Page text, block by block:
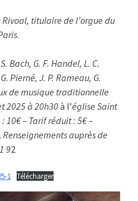
titulaire de l’orgue du
.
Bach, G. F. Handel, L. C.
Pierné, J. P. Rameau, G.
de musique traditionnelle
2025 à 20h30à l’église Saint
10€ – Tarif réduit : 5€ –
. Renseignements auprès de
92
1 Télécharger